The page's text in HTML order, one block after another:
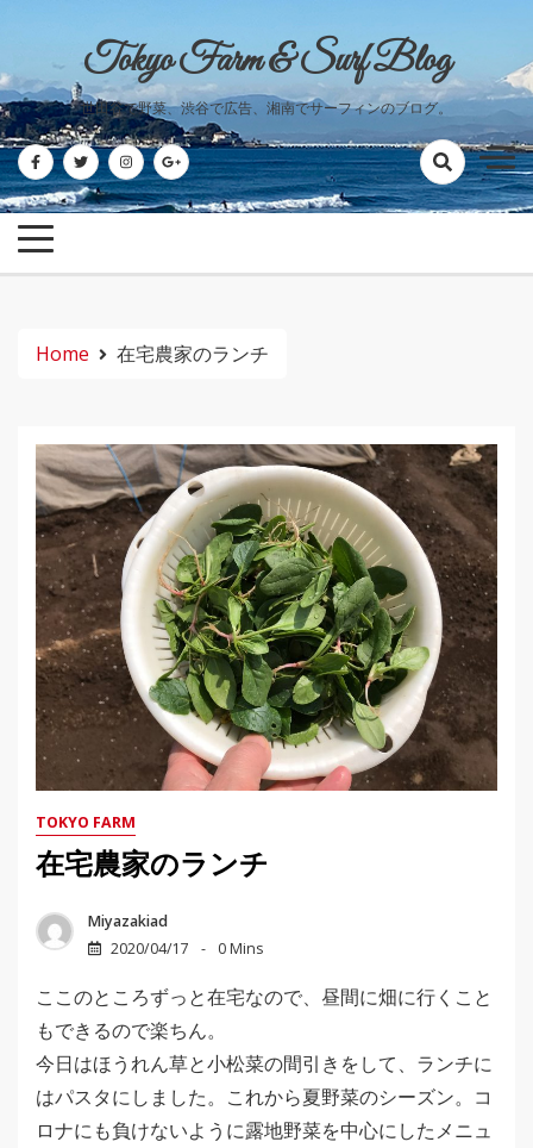
content
Tokyo Farm & Surf Blog
世田谷で野菜、渋谷で広告、湘南でサーフィンのブログ。
Home 在宅農家のランチ
TOKYO FARM
在宅農家のランチ
Miyazakiad
2020/04/17
0 Mins
ここのところずっと在宅なので、昼間に畑に行くこと
もできるので楽ちん。
今日はほうれん草と小松菜の間引きをして、ランチに
はパスタにしました。これから夏野菜のシーズン。コ
ロナにも負けないように露地野菜を中心にしたメニュ